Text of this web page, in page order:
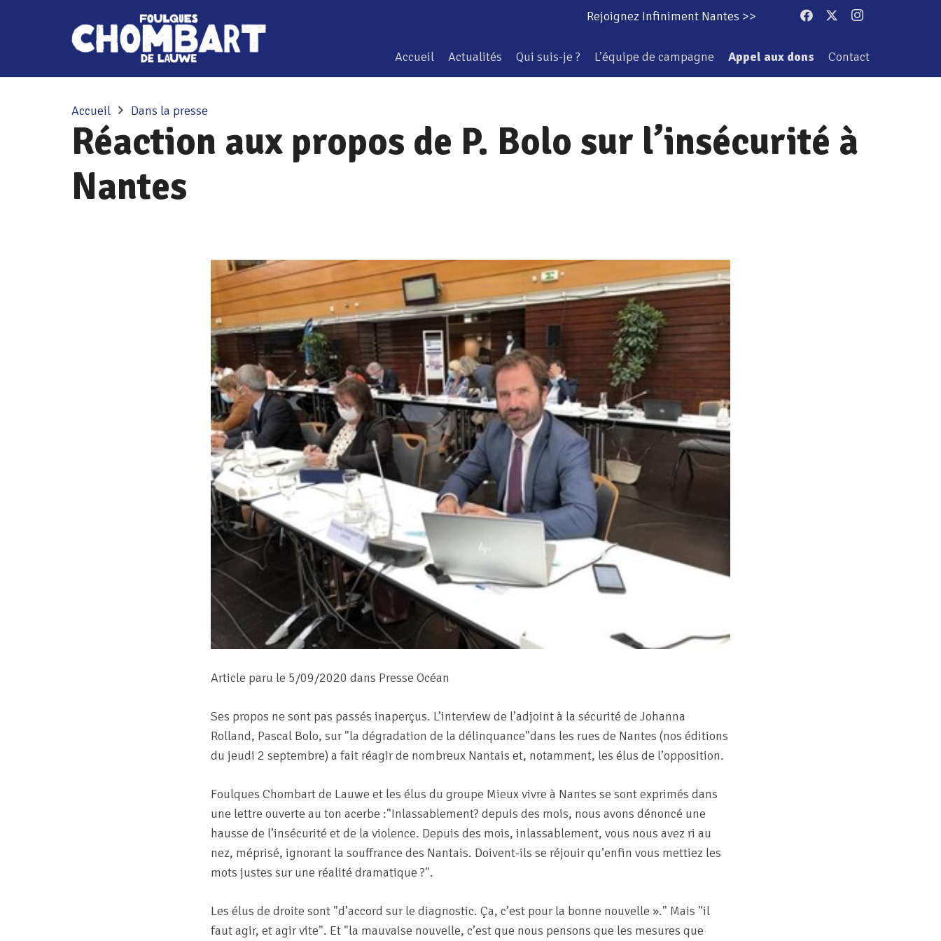
Rejoignez Infiniment Nantes >>
Accueil Actualités Qui suis-je ? L’équipe de campagne Appel aux dons Contact
Accueil Dans la presse
Réaction aux propos de P. Bolo sur l’insécurité à
Nantes
Article paru le 5/09/2020 dans Presse Océan
Ses propos ne sont pas passés inaperçus. L’interview de l’adjoint à la sécurité de Johanna
Rolland, Pascal Bolo, sur la dégradation de la délinquance dans les rues de Nantes (nos éditions
du jeudi 2 septembre) a fait réagir de nombreux Nantais et, notamment, les élus de l’opposition.
Foulques Chombart de Lauwe et les élus du groupe Mieux vivre à Nantes se sont exprimés dans
une lettre ouverte au ton acerbe : Inlassablement? depuis des mois, nous avons dénoncé une
hausse de l’insécurité et de la violence. Depuis des mois, inlassablement, vous nous avez ri au
nez, méprisé, ignorant la souffrance des Nantais. Doivent-ils se réjouir qu’enfin vous mettiez les
mots justes sur une réalité dramatique ? .
Les élus de droite sont d’accord sur le diagnostic. Ça, c’est pour la bonne nouvelle ». Mais il
faut agir, et agir vite . Et la mauvaise nouvelle, c’est que nous pensons que les mesures que